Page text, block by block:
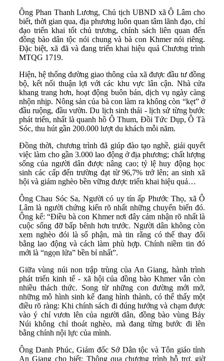
Ông Phan Thanh Lương, Chủ tịch UBND xã Ô Lâm cho
biết, thời gian qua, địa phương luôn quan tâm lãnh đạo, chỉ
đạo triển khai tốt chủ trương, chính sách liên quan đến
đồng bào dân tộc nói chung và bà con Khmer nói riêng.
Đặc biệt, xã đã và đang triển khai hiệu quả Chương trình
MTQG 1719.
Hiện, hệ thống đường giao thông của xã được đầu tư đồng
bộ, kết nối thuận lợi với các khu vực lân cận. Nhà cửa
khang trang hơn, hoạt động buôn bán, dịch vụ ngày càng
nhộn nhịp. Nông sản của bà con làm ra không còn “kẹt” ở
đầu ruộng, đầu vườn. Du lịch sinh thái - lịch sử từng bước
phát triển, nhất là quanh hồ Ô Thum, Đồi Tức Dụp, Ô Tà
Sóc, thu hút gần 200.000 lượt du khách mỗi năm.
Đồng thời, chương trình đã giúp đào tạo nghề, giải quyết
việc làm cho gần 3.000 lao động ở địa phương; chất lượng
sống của người dân được nâng cao; tỷ lệ huy động học
sinh các cấp đến trường đạt từ 96,7% trở lên; an sinh xã
hội và giảm nghèo bền vững được triển khai hiệu quả…
Ông Chau Sóc Sa, Người có uy tín ấp Phước Thọ, xã Ô
Lâm là người chứng kiến rõ nhất những chuyển biến đó.
Ông kể: “Điều bà con Khmer nơi đây cảm nhận rõ nhất là
cuộc sống đỡ bấp bênh hơn trước. Người dân không còn
xem nghèo đói là số phận, mà tin rằng có thể thay đổi
bằng lao động và cách làm phù hợp. Chính niềm tin đó
mới là “ngọn lửa” bền bỉ nhất”.
Giữa vùng núi non trập trùng của An Giang, hành trình
phát triển kinh tế - xã hội của đồng bào Khmer vẫn còn
nhiều thách thức. Song từ những con đường mới mở,
những mô hình sinh kế đang hình thành, có thể thấy một
điều rõ ràng: Khi chính sách đi đúng hướng và chạm được
vào ý chí vươn lên của người dân, đồng bào vùng Bảy
Núi không chỉ thoát nghèo, mà đang từng bước đi lên
bằng chính nội lực của mình.
Ông Danh Phúc, Giám đốc Sở Dân tộc và Tôn giáo tỉnh
An Giang cho biết: Thông qua chương trình hỗ trợ, giờ